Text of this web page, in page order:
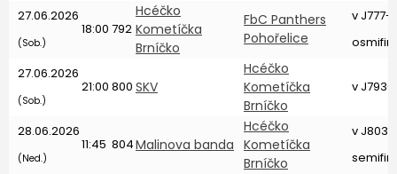
27.06.2026
(Sob.)
18:00 792
Hcéčko
Kometíčka
Brníčko
FbC Panthers
Pohořelice
v J777-
27.06.2026
(Sob.)
21:00 800 SKV
Hcéčko
Kometíčka
Brníčko
v J793-
28.06.2026
(Ned.)
11:45 804Malinova banda
Hcéčko
Kometíčka
Brníčko
v J803-